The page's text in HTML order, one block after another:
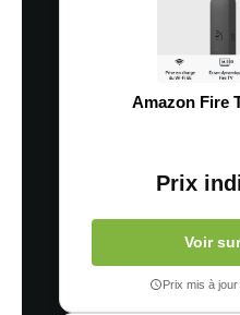
Amazon Fire
Prix
Voir
Prix mis à